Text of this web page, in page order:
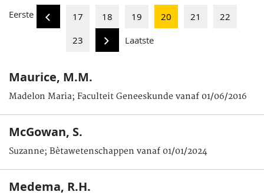
Eerste 17 18 19 20 21
22
23
Laatste
Maurice, M.M.
Madelon Maria; Faculteit Geneeskunde vanaf 01/06/2016
McGowan, S.
Suzanne; Bètawetenschappen vanaf 01/01/2024
Medema, R.H.